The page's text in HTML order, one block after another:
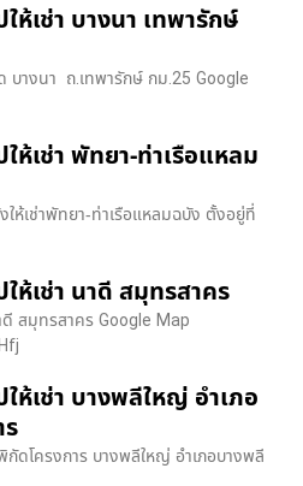
ห้เช่า บางนา เทพารักษ์
างนา​ ถ.เทพารักษ์ กม.25 Google
ให้เช่า พัทยา-ท่าเรือแหลม
ห้เช่าพัทยา-ท่าเรือแหลมฉบัง ตั้งอยู่ที่
ให้เช่า นาดี สมุทรสาคร
ดี สมุทรสาคร Google Map
ให้เช่า บางพลีใหญ่ อำเภอ
กัดโครงการ บางพลีใหญ่ อำเภอบางพลี